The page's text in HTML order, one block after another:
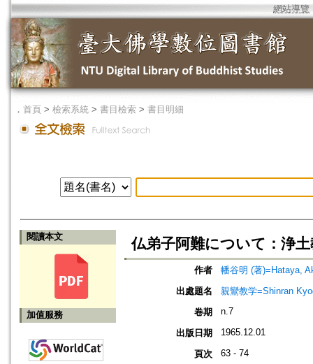
網站導覽
． 首頁 > 檢索系統 > 書目檢索 > 書目明細
閱讀本文
加值服務
仏弟子阿難について：浄
作者
幡谷明 (著)=Hataya,
出處題名
親鸞教学=Shinran
卷期
n.7
出版日期 1965.12.01
頁次 63 - 74